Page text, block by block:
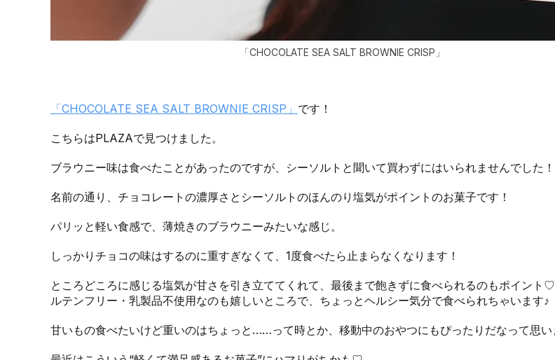
「CHOCOLATE SEA SALT BROWNIE CRISP」
「CHOCOLATE SEA SALT BROWNIE CRISP」 です！
こちらはPLAZAで見つけました。
ブラウニー味は食べたことがあったのですが、シーソルトと聞いて買わずにはいられませんでした！
名前の通り、チョコレートの濃厚さとシーソルトのほんのり塩気がポイントのお菓子です！
パリッと軽い食感で、薄焼きのブラウニーみたいな感じ。
しっかりチョコの味はするのに重すぎなくて、1度食べたら止まらなくなります！
ところどころに感じる塩気が甘さを引き立ててくれて、最後まで飽きずに食べられるのもポイン
ルテンフリー・乳製品不使用なのも嬉しいところで、ちょっとヘルシー気分で食べられちゃいます♪
甘いもの食べたいけど重いのはちょっと……って時とか、移動中のおやつにもぴったりだなって思い